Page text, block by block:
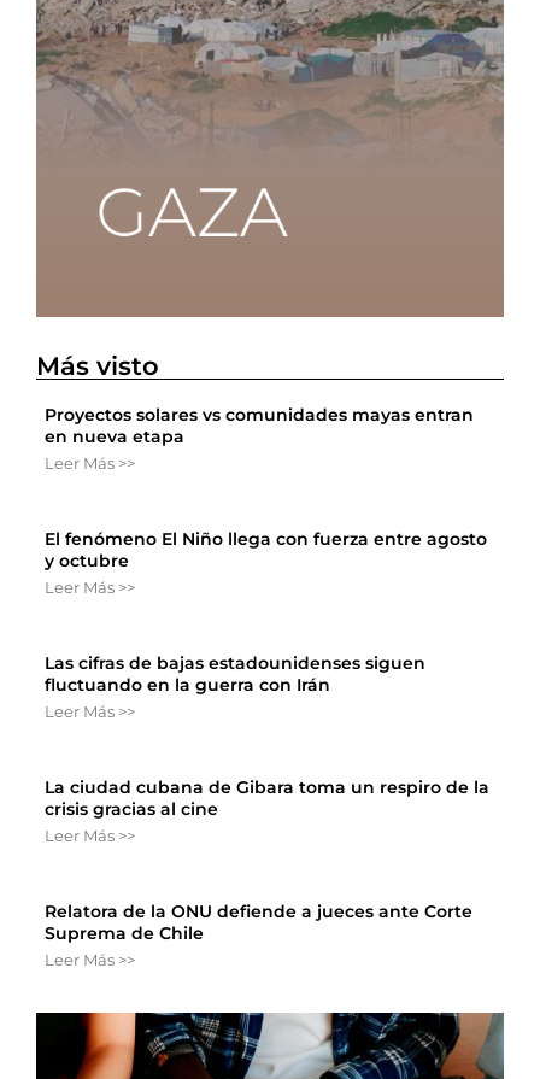
Más visto
Proyectos solares vs comunidades mayas entran
en nueva etapa
Leer Más >>
El fenómeno El Niño llega con fuerza entre agosto
y octubre
Leer Más >>
Las cifras de bajas estadounidenses siguen
fluctuando en la guerra con Irán
Leer Más >>
La ciudad cubana de Gibara toma un respiro de la
crisis gracias al cine
Leer Más >>
Relatora de la ONU defiende a jueces ante Corte
Suprema de Chile
Leer Más >>